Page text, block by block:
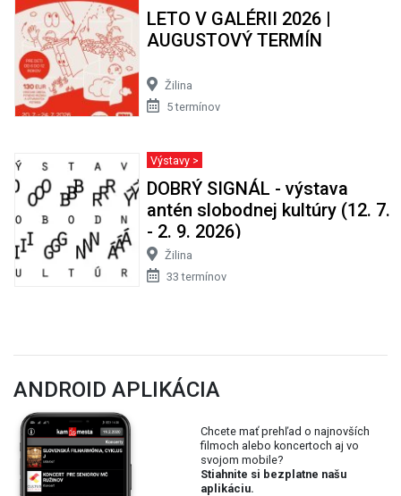
LETO V GALÉRII 2026 |
AUGUSTOVÝ TERMÍN
Žilina
5 termínov
Výstavy >
DOBRÝ SIGNÁL - výstava
antén slobodnej kultúry (12. 7.
- 2. 9. 2026)
Žilina
33 termínov
ANDROID APLIKÁCIA
Chcete mať prehľad o najnovších
filmoch alebo koncertoch aj vo
svojom mobile?
Stiahnite si bezplatne našu
aplikáciu.